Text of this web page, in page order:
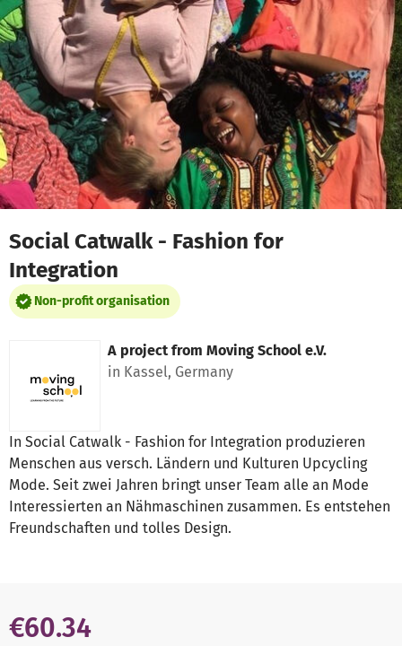
Skip to main content
Show accessibility statement
Social Catwalk - Fashion for
Integration
Non-profit organisation
A project from Moving School e.V.
in Kassel, Germany
In Social Catwalk - Fashion for Integration produzieren
Menschen aus versch. Ländern und Kulturen Upcycling
Mode. Seit zwei Jahren bringt unser Team alle an Mode
Interessierten an Nähmaschinen zusammen. Es entstehen
Freundschaften und tolles Design.
€60.34